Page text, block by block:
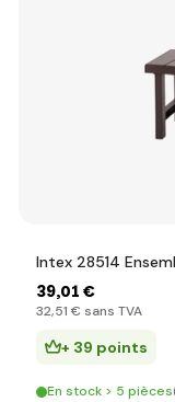
Intex 28514
39,01 €
32,51 € sans TVA
+ 39 points
En stock > 5 pièces